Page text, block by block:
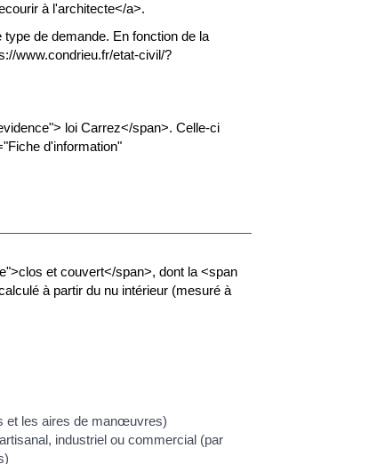
à l'architecte</a>.
de demande. En fonction de la
www.condrieu.fr/etat-civil/?
loi Carrez</span>. Celle-ci
d'information"
et couvert</span>, dont la <span
à partir du nu intérieur (mesuré à
et les aires de manœuvres)
industriel ou commercial (par